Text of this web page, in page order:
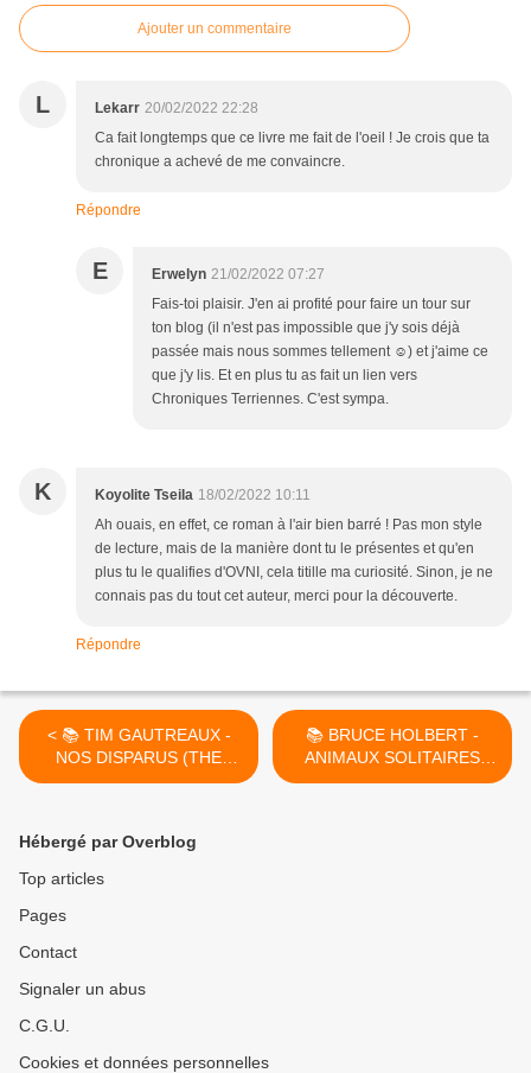
Ajouter un commentaire
L Lekarr 20/02/2022 22:28
Ca fait longtemps que ce livre me fait de l'oeil ! Je crois que ta
chronique a achevé de me convaincre.
Répondre
E Erwelyn 21/02/2022 07:27
Fais-toi plaisir. J'en ai profité pour faire un tour sur
ton blog (il n'est pas impossible que j'y sois déjà
passée mais nous sommes tellement ☺) et j'aime ce
que j'y lis. Et en plus tu as fait un lien vers
Chroniques Terriennes. C'est sympa.
K Koyolite Tseila 18/02/2022 10:11
Ah ouais, en effet, ce roman à l'air bien barré ! Pas mon style
de lecture, mais de la manière dont tu le présentes et qu'en
plus tu le qualifies d'OVNI, cela titille ma curiosité. Sinon, je ne
connais pas du tout cet auteur, merci pour la découverte.
Répondre
< 📚 TIM GAUTREAUX -
NOS DISPARUS (THE
MISSING, 2009)
📚 BRUCE HOLBERT -
ANIMAUX SOLITAIRES
(LONESOME ANIMALS,
Hébergé par Overblog
Top articles
Pages
Contact
Signaler un abus
C.G.U.
Cookies et données personnelles